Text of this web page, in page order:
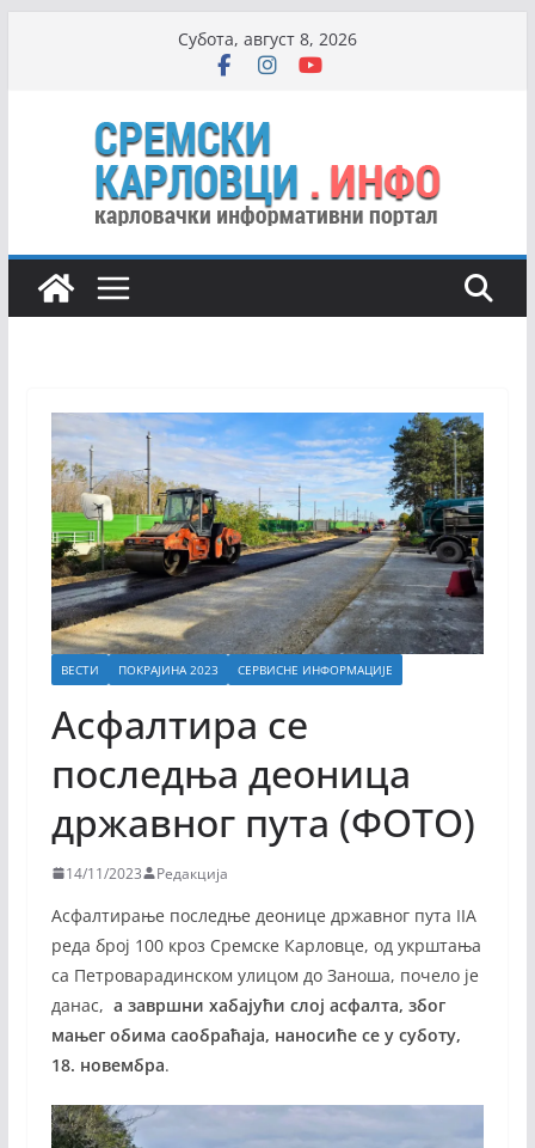
Субота, август 8, 2026
ВЕСТИ ПОКРАЈИНА 2023 СЕРВИСНЕ ИНФОРМАЦИЈЕ
Асфалтира се
последња деоница
државног пута (ФОТО)
14/11/2023 Редакција
Асфалтирање последње деонице државног пута IIА
реда број 100 кроз Сремске Карловце, од укрштања
са Петроварадинском улицом до Заноша, почело је
данас, а завршни хабајући слој асфалта, због
мањег обима саобраћаја, наносиће се у суботу,
18. новембра.